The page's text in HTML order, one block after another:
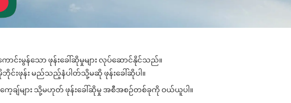
င်းမွန်သော ဖုန်းခေါ်ဆိုမှုများ လုပ်ဆောင်နိုင်သည်။
ဘိုင်းဖုန်း မည်သည့်နံပါတ်သို့မဆို ဖုန်းခေါ်ဆိုပါ။
ေ့ချ်များ သို့မဟုတ် ဖုန်းခေါ်ဆိုမှု အစီအစဉ်တစ်ခုကို ဝယ်ယူပါ။